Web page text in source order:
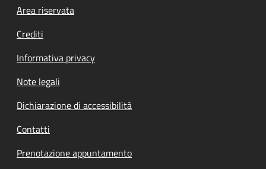
Footer menu
Area riservata
Crediti
Informativa privacy
Note legali
Dichiarazione di accessibilità
Contatti
Prenotazione appuntamento